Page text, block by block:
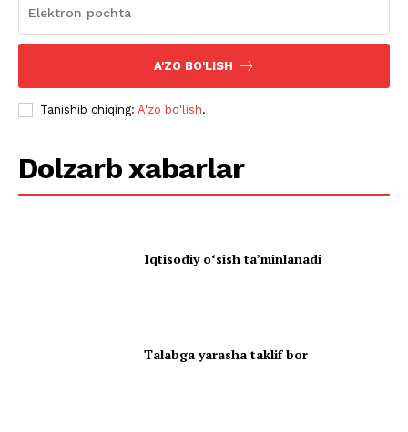
A'ZO BO'LISH
Tanishib chiqing: A'zo bo'lish.
Dolzarb xabarlar
Iqtisodiy oʻsish taʼminlanadi
Talabga yarasha taklif bor